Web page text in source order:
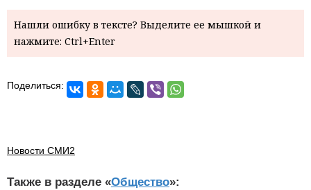
Нашли ошибку в тексте? Выделите ее мышкой и
нажмите: Ctrl+Enter
Поделиться:
Новости СМИ2
Также в разделе «Общество»: